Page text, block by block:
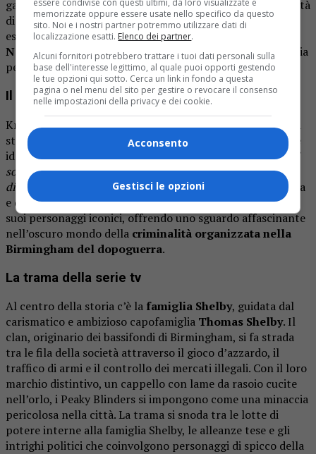
gangster in azione anche sul grande schermo. La popolarità
di Peaky Blinders è cresciuta esponenzialmente dopo
essere stata distribuita su piattaforme streaming come
Netflix, rendendo la produzione di un film una mossa ovvia
per il creatore della serie.
Il progetto del film di Peaky Blinders
Knight ha sempre espresso la sua volontà di continuare la
storia attraverso un lungometraggio, rivelando di avere le
idee già ben chiare. “Il film, so esattamente di cosa parla. E
so quali storie racconterà. Ciò che accadrà dopo, voglio che
dipenda dal film.”
La serie televisiva acclamata dalla critica
e dal pubblico si distingue per la sua trama avvincente e i
suoi personaggi iconici, offrendo uno sguardo affascinante
nell’oscuro mondo della criminalità organizzata nella
Birmingham del dopoguerra.
La trama della serie tv
Al centro della storia c’è la famiglia Shelby, guidata dal
carismatico e ambizioso capofamiglia Thomas Shelby. Il
clan, originario dei bassifondi di Birmingham, si fa strada
tra le fila della società attraverso il gioco d’azzardo, il
traffico di armi e il controllo dei mercati illegali. Con il loro
marchio distintivo, un cappello con lame da rasoio cucite
nell’orlo, i Peaky Blinders si impongono come una minaccia
pericolosa nella città. La trama si snoda tra le lotte di
potere interne alla famiglia Shelby, le alleanze tese e gli
intrighi politici che coinvolgono personaggi di spicco della
essere condivise con questi ultimi, da loro visualizzate e
memorizzate oppure essere usate nello specifico da questo
sito. Noi e i nostri partner potremmo utilizzare dati di
localizzazione esatti. Elenco dei partner.
Alcuni fornitori potrebbero trattare i tuoi dati personali sulla
base dell'interesse legittimo, al quale puoi opporti gestendo
le tue opzioni qui sotto. Cerca un link in fondo a questa
pagina o nel menu del sito per gestire o revocare il consenso
nelle impostazioni della privacy e dei cookie.
Acconsento
Gestisci le opzioni